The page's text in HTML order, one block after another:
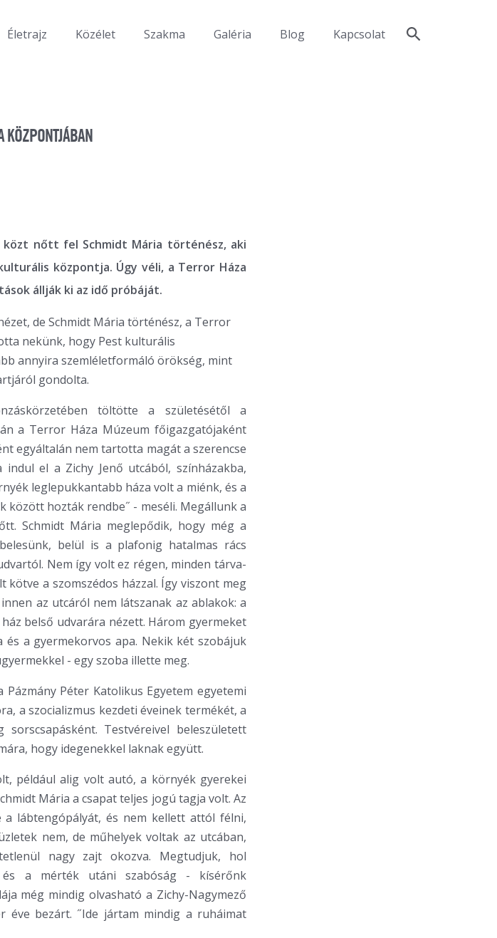
Életrajz Közélet Szakma Galéria Blog Kapcsolat
KÖZPONTJÁBAN
közt nőtt fel Schmidt Mária történész, aki
központja. Úgy véli, a Terror Háza
állják ki az idő próbáját.
de Schmidt Mária történész, a Terror
nekünk, hogy Pest kulturális
annyira szemléletformáló örökség, mint
gondolta.
töltötte a születésétől a
a Terror Háza Múzeum főigazgatójaként
egyáltalán nem tartotta magát a szerencse
el a Zichy Jenő utcából, színházakba,
leglepukkantabb háza volt a miénk, és a
hozták rendbe˝ - meséli. Megállunk a
Schmidt Mária meglepődik, hogy még a
belül is a plafonig hatalmas rács
Nem így volt ez régen, minden tárva-
a szomszédos házzal. Így viszont meg
az utcáról nem látszanak az ablakok: a
belső udvarára nézett. Három gyermeket
és a gyermekorvos apa. Nekik két szobájuk
- egy szoba illette meg.
Péter Katolikus Egyetem egyetemi
a szocializmus kezdeti éveinek termékét, a
Testvéreivel beleszületett
hogy idegenekkel laknak együtt.
például alig volt autó, a környék gyerekei
Mária a csapat teljes jogú tagja volt. Az
lábtengópályát, és nem kellett attól félni,
nem, de műhelyek voltak az utcában,
nagy zajt okozva. Megtudjuk, hol
a mérték utáni szabóság - kísérőnk
még mindig olvasható a Zichy-Nagymező
éve bezárt. ˝Ide jártam mindig a ruháimat